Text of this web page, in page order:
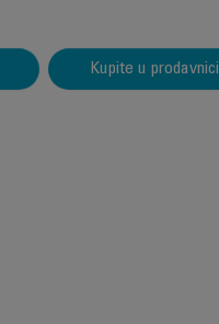
Kupite u prodavnici